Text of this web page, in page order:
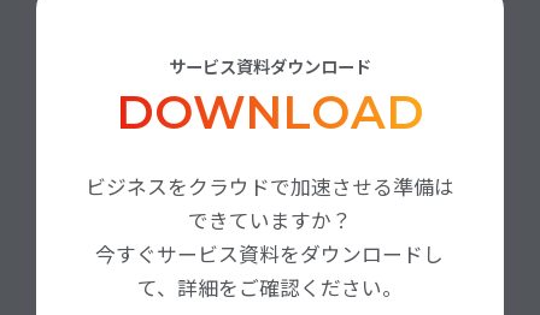
サービス資料ダウンロード
DOWNLOAD
ビジネスをクラウドで加速させる準備は
できていますか？
今すぐサービス資料をダウンロードし
て、詳細をご確認ください。